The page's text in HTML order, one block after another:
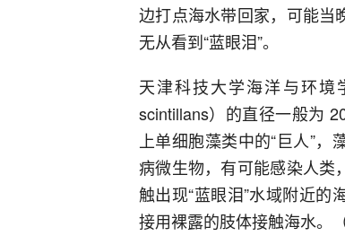
边打点海水带回家，可能当
无从看到“蓝眼泪”。
天津科技大学海洋与环境
scintillans）的直径一般为
上单细胞藻类中的“巨人”
病微生物，有可能感染人类
触出现“蓝眼泪”水域附近
接用裸露的肢体接触海水。